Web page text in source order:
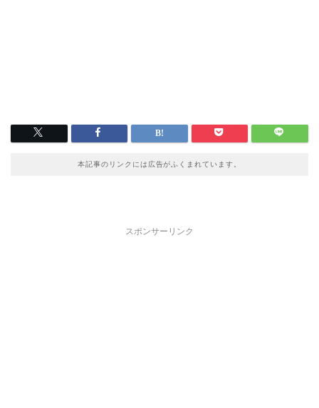
本記事のリンクには広告がふくまれています。
スポンサーリンク